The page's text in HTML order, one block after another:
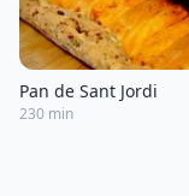
Pan de Sant Jordi
230 min